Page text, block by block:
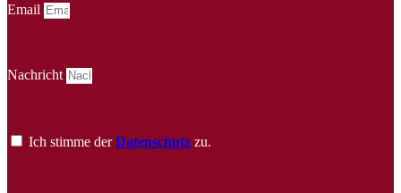
Email
Nachricht
Ich stimme derDatenschutz zu.